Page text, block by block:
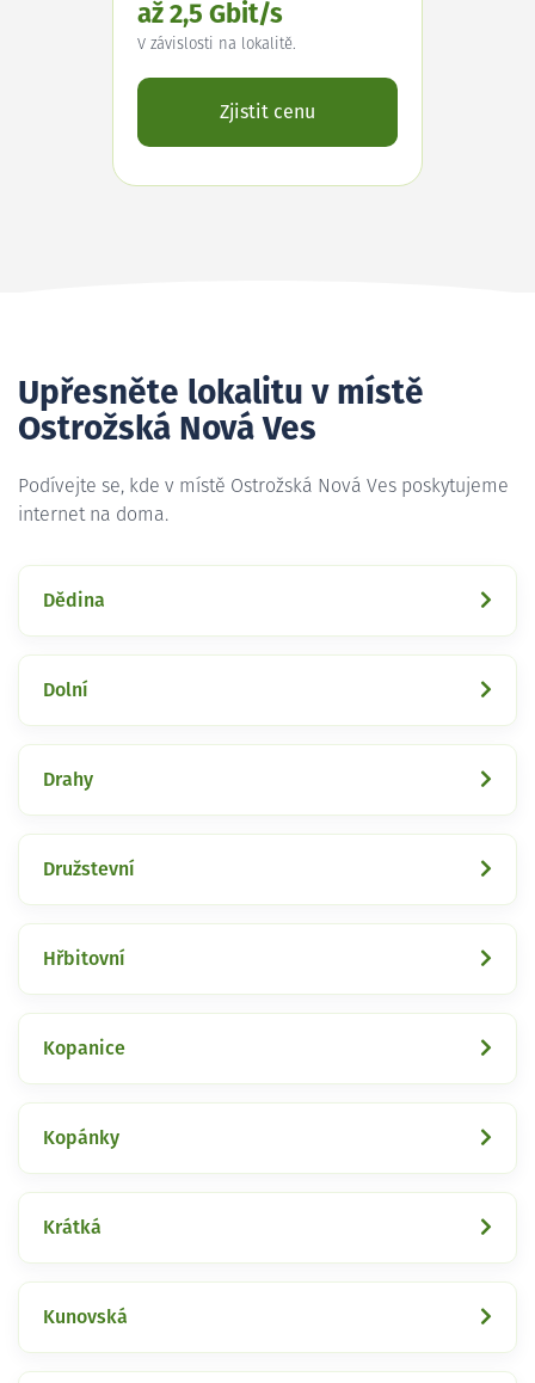
až 2,5 Gbit/s
V závislosti na lokalitě.
Zjistit cenu
Upřesněte lokalitu v místě
Ostrožská Nová Ves
Podívejte se, kde v místě Ostrožská Nová Ves poskytujeme
internet na doma.
Dědina
Dolní
Drahy
Družstevní
Hřbitovní
Kopanice
Kopánky
Krátká
Kunovská